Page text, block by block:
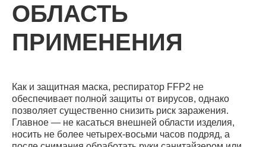
ОБЛАСТЬ
ПРИМЕНЕНИЯ
Как и защитная маска, респиратор FFP2 не
обеспечивает полной защиты от вирусов, однако
позволяет существенно снизить риск заражения.
Главное — не касаться внешней области изделия,
носить не более четырех-восьми часов подряд, а